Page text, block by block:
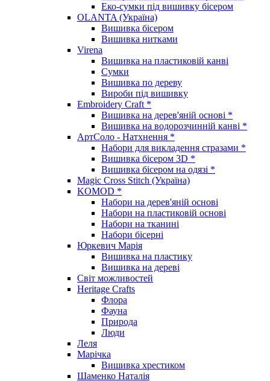
Еко-сумки під вишивку бісером
OLANTA (Україна)
Вишивка бісером
Вишивка нитками
Virena
Вишивка на пластиковій канві
Сумки
Вишивка по дереву
Вироби під вишивку
Embroidery Craft *
Вишивка на дерев'яній основі *
Вишивка на водорозчинній канві *
АртСоло - Натхнення *
Набори для викладення стразами *
Вишивка бісером 3D *
Вишивка бісером на одязі *
Magic Cross Stitch (Україна)
KOMOD *
Набори на дерев'яній основі
Набори на пластиковій основі
Набори на тканині
Набори бісерні
Юркевич Марія
Вишивка на пластику
Вишивка на дереві
Світ можливостей
Heritage Crafts
Флора
Фауна
Природа
Люди
Леля
Марічка
Вишивка хрестиком
Шаменко Наталія